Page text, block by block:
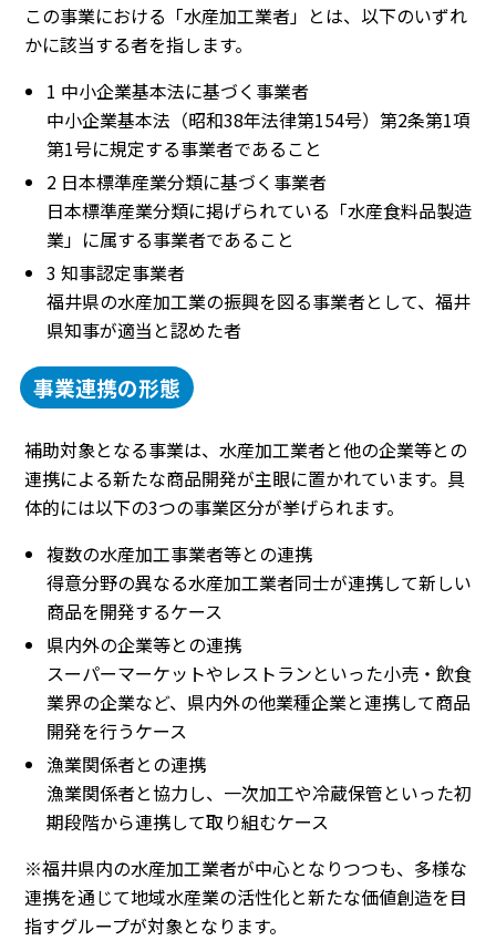
この事業における「水産加工業者」とは、以下のいずれ
かに該当する者を指します。
1 中小企業基本法に基づく事業者
中小企業基本法（昭和38年法律第154号）第2条第1項
第1号に規定する事業者であること
2 日本標準産業分類に基づく事業者
日本標準産業分類に掲げられている「水産食料品製造
業」に属する事業者であること
3 知事認定事業者
福井県の水産加工業の振興を図る事業者として、福井
県知事が適当と認めた者
事業連携の形態
補助対象となる事業は、水産加工業者と他の企業等との
連携による新たな商品開発が主眼に置かれています。具
体的には以下の3つの事業区分が挙げられます。
複数の水産加工事業者等との連携
得意分野の異なる水産加工業者同士が連携して新しい
商品を開発するケース
県内外の企業等との連携
スーパーマーケットやレストランといった小売・飲食
業界の企業など、県内外の他業種企業と連携して商品
開発を行うケース
漁業関係者との連携
漁業関係者と協力し、一次加工や冷蔵保管といった初
期段階から連携して取り組むケース
※福井県内の水産加工業者が中心となりつつも、多様な
連携を通じて地域水産業の活性化と新たな価値創造を目
指すグループが対象となります。